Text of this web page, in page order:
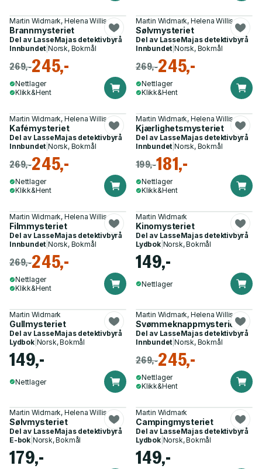
Martin Widmark, Helena Willis
Brannmysteriet
Del av LasseMajas detektivbyrå
Innbundet |Norsk, Bokmål
269,-245,-
Nettlager
Klikk&Hent
Martin Widmark, Helena Willis
Sølvmysteriet
Del av LasseMajas detektivbyrå
Innbundet |Norsk, Bokmål
269,-245,-
Nettlager
Klikk&Hent
Martin Widmark, Helena Willis
Kafémysteriet
Del av LasseMajas detektivbyrå
Innbundet |Norsk, Bokmål
269,-245,-
Nettlager
Klikk&Hent
Martin Widmark, Helena Willis
Kjærlighetsmysteriet
Del av LasseMajas detektivbyrå
Innbundet |Norsk, Bokmål
199,-181,-
Nettlager
Klikk&Hent
Martin Widmark, Helena Willis
Filmmysteriet
Del av LasseMajas detektivbyrå
Innbundet |Norsk, Bokmål
269,-245,-
Nettlager
Klikk&Hent
Martin Widmark
Kinomysteriet
Del av LasseMajas detektivbyrå
Lydbok| Norsk, Bokmål
149,-
Nettlager
Martin Widmark
Gullmysteriet
Del av LasseMajas detektivbyrå
Lydbok| Norsk, Bokmål
149,-
Nettlager
Martin Widmark, Helena Willis
Svømmeknappmysteriet
Del av LasseMajas detektivbyrå
Innbundet |Norsk, Bokmål
269,-245,-
Nettlager
Klikk&Hent
Martin Widmark, Helena Willis
Sølvmysteriet
Del av LasseMajas detektivbyrå
E-bok Norsk, Bokmål
179,-
Martin Widmark
Campingmysteriet
Del av LasseMajas detektivbyrå
Lydbok| Norsk, Bokmål
149,-